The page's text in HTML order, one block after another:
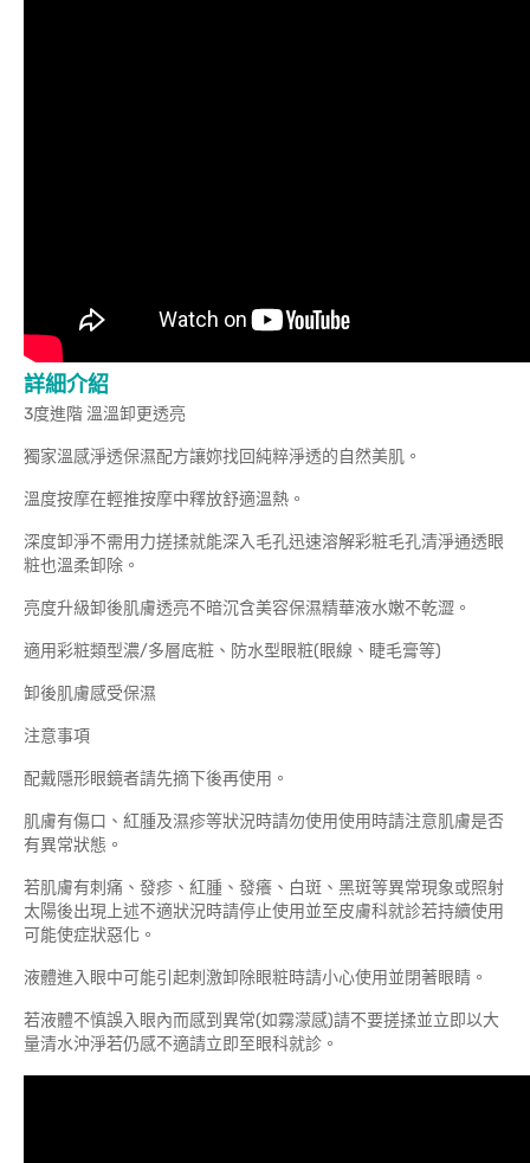
詳細介紹
3度進階 溫溫卸更透亮
獨家溫感淨透保濕配方讓妳找回純粹淨透的自然美肌。
溫度按摩在輕推按摩中釋放舒適溫熱。
深度卸淨不需用力搓揉就能深入毛孔迅速溶解彩粧毛孔清淨通透眼
粧也溫柔卸除。
亮度升級卸後肌膚透亮不暗沉含美容保濕精華液水嫩不乾澀。
適用彩粧類型濃/多層底粧、防水型眼粧(眼線、睫毛膏等)
卸後肌膚感受保濕
注意事項
配戴隱形眼鏡者請先摘下後再使用。
肌膚有傷口、紅腫及濕疹等狀況時請勿使用使用時請注意肌膚是否
有異常狀態。
若肌膚有刺痛、發疹、紅腫、發癢、白斑、黑斑等異常現象或照射
太陽後出現上述不適狀況時請停止使用並至皮膚科就診若持續使用
可能使症狀惡化。
液體進入眼中可能引起刺激卸除眼粧時請小心使用並閉著眼睛。
若液體不慎誤入眼內而感到異常(如霧濛感)請不要搓揉並立即以大
量清水沖淨若仍感不適請立即至眼科就診。